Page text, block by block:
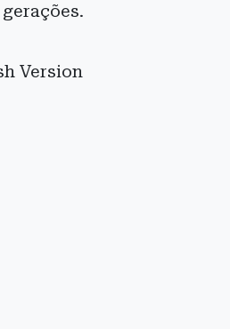
Version